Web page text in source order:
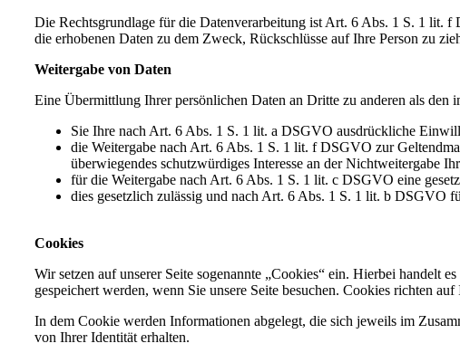
Die Rechtsgrundlage für die Datenverarbeitung ist Art. 6 Abs. 1 S. 1 lit.
die erhobenen Daten zu dem Zweck, Rückschlüsse auf Ihre Person zu
Weitergabe von Daten
Eine Übermittlung Ihrer persönlichen Daten an Dritte zu anderen als
Sie Ihre nach Art. 6 Abs. 1 S. 1 lit. a DSGVO ausdrückliche
die Weitergabe nach Art. 6 Abs. 1 S. 1 lit. f DSGVO zur
überwiegendes schutzwürdiges Interesse an der Nichtweitergabe
für die Weitergabe nach Art. 6 Abs. 1 S. 1 lit. c DSGVO eine
dies gesetzlich zulässig und nach Art. 6 Abs. 1 S. 1 lit. b DSGVO
Cookies
Wir setzen auf unserer Seite sogenannte „Cookies“ ein. Hierbei handelt
gespeichert werden, wenn Sie unsere Seite besuchen. Cookies richten
In dem Cookie werden Informationen abgelegt, die sich jeweils im
von Ihrer Identität erhalten.